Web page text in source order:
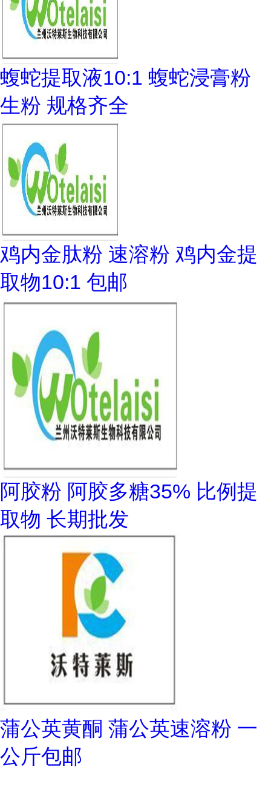
蝮蛇提取液10:1 蝮蛇浸膏粉
生粉 规格齐全
鸡内金肽粉 速溶粉 鸡内金提
取物10:1 包邮
阿胶粉 阿胶多糖35% 比例提
取物 长期批发
蒲公英黄酮 蒲公英速溶粉 一
公斤包邮